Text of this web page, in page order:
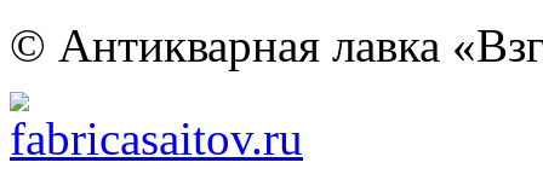
© Антикварная лавка